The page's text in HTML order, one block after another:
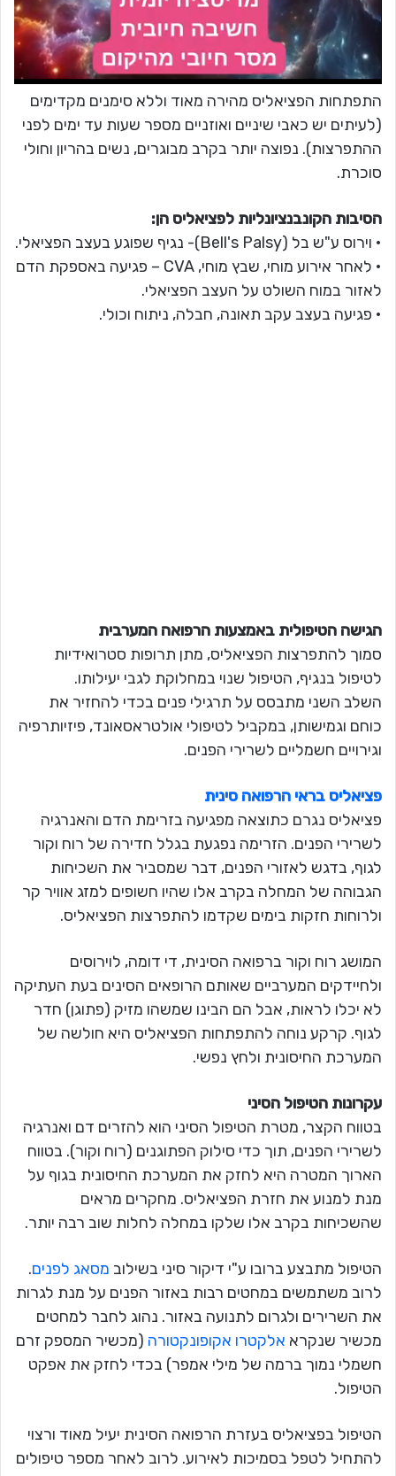
התפתחות הפציאליס מהירה מאוד וללא סימנים מקדימים
(לעיתים יש כאבי שיניים ואוזניים מספר שעות עד ימים לפני
ההתפרצות). נפוצה יותר בקרב מבוגרים, נשים בהריון וחולי
סוכרת.
הסיבות הקונבנציונליות לפציאליס הן:
• וירוס ע"ש בל (Bell's Palsy)- נגיף שפוגע בעצב הפציאלי.
• לאחר אירוע מוחי, שבץ מוחי, CVA – פגיעה באספקת הדם
לאזור במוח השולט על העצב הפציאלי.
• פגיעה בעצב עקב תאונה, חבלה, ניתוח וכולי.
הגישה הטיפולית באמצעות הרפואה המערבית
סמוך להתפרצות הפציאליס, מתן תרופות סטרואידיות
לטיפול בנגיף, הטיפול שנוי במחלוקת לגבי יעילותו.
השלב השני מתבסס על תרגילי פנים בכדי להחזיר את
כוחם וגמישותן, במקביל לטיפולי אולטראסאונד, פיזיותרפיה
וגירויים חשמליים לשרירי הפנים.
פציאליס בראי הרפואה סינית
פציאליס נגרם כתוצאה מפגיעה בזרימת הדם והאנרגיה
לשרירי הפנים. הזרימה נפגעת בגלל חדירה של רוח וקור
לגוף, בדגש לאזורי הפנים, דבר שמסביר את השכיחות
הגבוהה של המחלה בקרב אלו שהיו חשופים למזג אוויר קר
ולרוחות חזקות בימים שקדמו להתפרצות הפציאליס.
המושג רוח וקור ברפואה הסינית, די דומה, לוירוסים
ולחיידקים המערביים שאותם הרופאים הסינים בעת העתיקה
לא יכלו לראות, אבל הם הבינו שמשהו מזיק (פתוגן) חדר
לגוף. קרקע נוחה להתפתחות הפציאליס היא חולשה של
המערכת החיסונית ולחץ נפשי.
עקרונות הטיפול הסיני
בטווח הקצר, מטרת הטיפול הסיני הוא להזרים דם ואנרגיה
לשרירי הפנים, תוך כדי סילוק הפתוגנים (רוח וקור). בטווח
הארוך המטרה היא לחזק את המערכת החיסונית בגוף על
מנת למנוע את חזרת הפציאליס. מחקרים מראים
שהשכיחות בקרב אלו שלקו במחלה לחלות שוב רבה יותר.
הטיפול מתבצע ברובו ע"י דיקור סיני בשילוב מסאג לפנים.
לרוב משתמשים במחטים רבות באזור הפנים על מנת לגרות
את השרירים ולגרום לתנועה באזור. נהוג לחבר למחטים
מכשיר שנקרא אלקטרו אקופונקטורה (מכשיר המספק זרם
חשמלי נמוך ברמה של מילי אמפר) בכדי לחזק את אפקט
הטיפול.
הטיפול בפציאליס בעזרת הרפואה הסינית יעיל מאוד ורצוי
להתחיל לטפל בסמיכות לאירוע. לרוב לאחר מספר טיפולים